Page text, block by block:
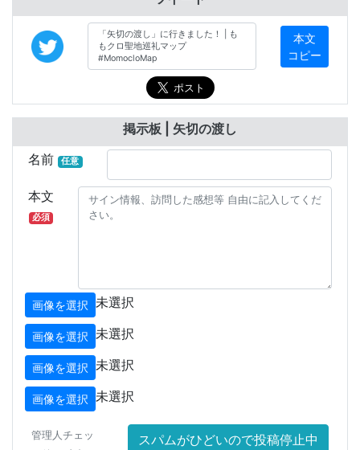
本文
コピー
掲示板 | 矢切の渡し
名前
任意
本文
必須
画像を選択 未選択
画像を選択 未選択
画像を選択 未選択
画像を選択 未選択
管理人チェッ
スパムがひどいので投稿停止中